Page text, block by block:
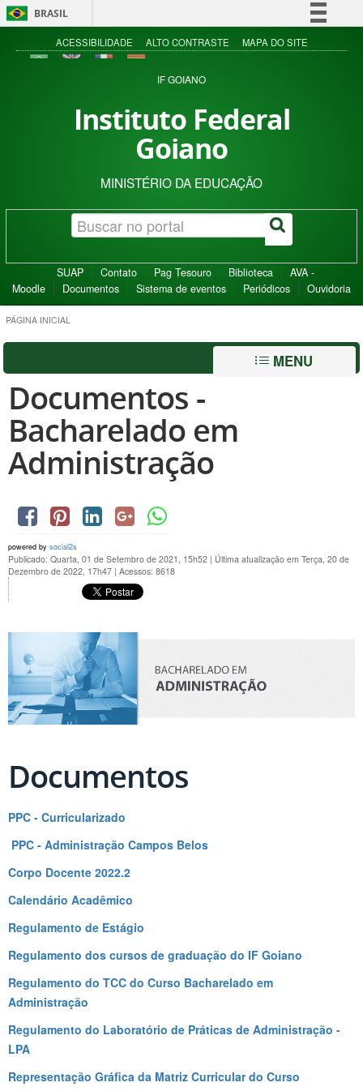
BRASIL
Simplifique!
Acesso à informação
ACESSIBILIDADE ALTO CONTRASTE MAPA DO SITE
IF GOIANO
Instituto Federal
Goiano
MINISTÉRIO DA EDUCAÇÃO
SUAP Contato Pag Tesouro Biblioteca
AVA -
Moodle
Documentos Sistema de eventos Periódicos Ouvidoria
PÁGINA INICIAL
MENU
Documentos -
Bacharelado em
Administração
powered by social2s
Publicado: Quarta, 01 de Setembro de 2021, 15h52 | Última atualização em Terça, 20 de
Dezembro de 2022, 17h47 | Acessos: 8618
Documentos
PPC - Curricularizado
PPC - Administração Campos Belos
Corpo Docente 2022.2
Calendário Acadêmico
Regulamento de Estágio
Regulamento dos cursos de graduação do IF Goiano
Regulamento do TCC do Curso Bacharelado em
Administração
Regulamento do Laboratório de Práticas de Administração -
LPA
Representação Gráfica da Matriz Curricular do Curso